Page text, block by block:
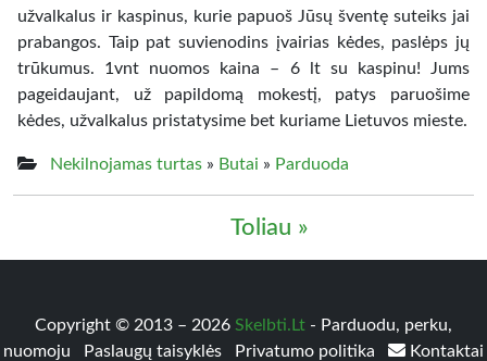
užvalkalus ir kaspinus, kurie papuoš Jūsų šventę suteiks jai
prabangos. Taip pat suvienodins įvairias kėdes, paslėps jų
trūkumus. 1vnt nuomos kaina – 6 lt su kaspinu! Jums
pageidaujant, už papildomą mokestį, patys paruošime
kėdes, užvalkalus pristatysime bet kuriame Lietuvos mieste.
Nekilnojamas turtas » Butai » Parduoda
Toliau »
Copyright © 2013 – 2026 Skelbti.Lt - Parduodu, perku,
nuomoju
Paslaugų taisyklės Privatumo politika Kontaktai